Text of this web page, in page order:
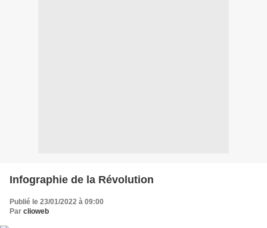
Infographie de la Révolution
Publié le 23/01/2022 à 09:00
Par clioweb